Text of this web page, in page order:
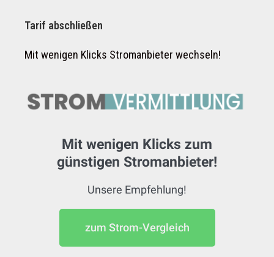
Tarif abschließen
Mit wenigen Klicks Stromanbieter wechseln!
Mit wenigen Klicks zum
günstigen Stromanbieter!
Unsere Empfehlung!
zum Strom-Vergleich